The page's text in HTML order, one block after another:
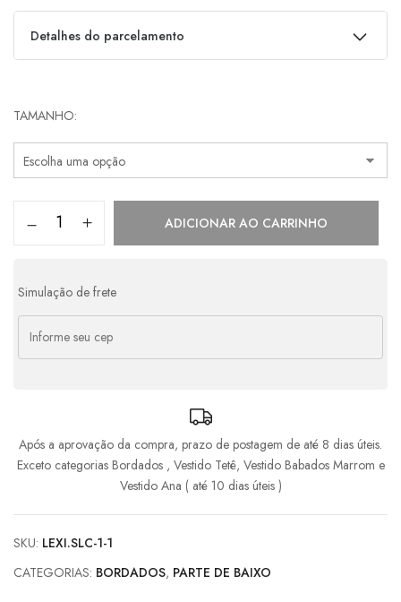
Detalhes do parcelamento
2x deR$174,50s/ juros R$349,00
TAMANHO
ADICIONAR AO CARRINHO
Simulação de frete
Após a aprovação da compra, prazo de postagem de até 8 dias úteis.
Exceto categorias Bordados , Vestido Tetê, Vestido Babados Marrom e
Vestido Ana ( até 10 dias úteis )
SKU: LEXI.SLC-1-1
CATEGORIAS: BORDADOS, PARTE DE BAIXO